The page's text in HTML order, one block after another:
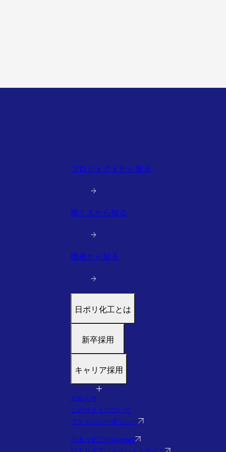
プロジェクトから知る
働く人から知る
職種から知る
日ポリ化工とは
代表メッセージ
すぐわかる日ポリ化工
会社情報・沿革
事業・実績を見る（実績サイトへ）
新卒採用
福利厚生・研修
採用フロー
Q&A
社員の様子
キャリア採用
募集職種
福利厚生・研修
Q&A
お知らせ
このサイトについて
プライバシーポリシー
日ポリ化工Instagram